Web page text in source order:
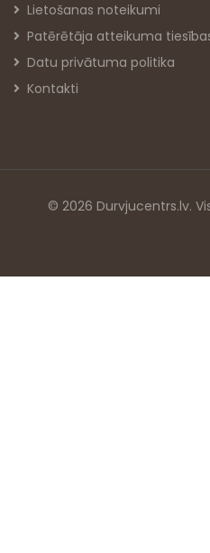
Lietošanas noteikumi
Patērētāja atteikuma
Datu privātuma politika
Kontakti
© 2026 Durvjucentrs.lv.